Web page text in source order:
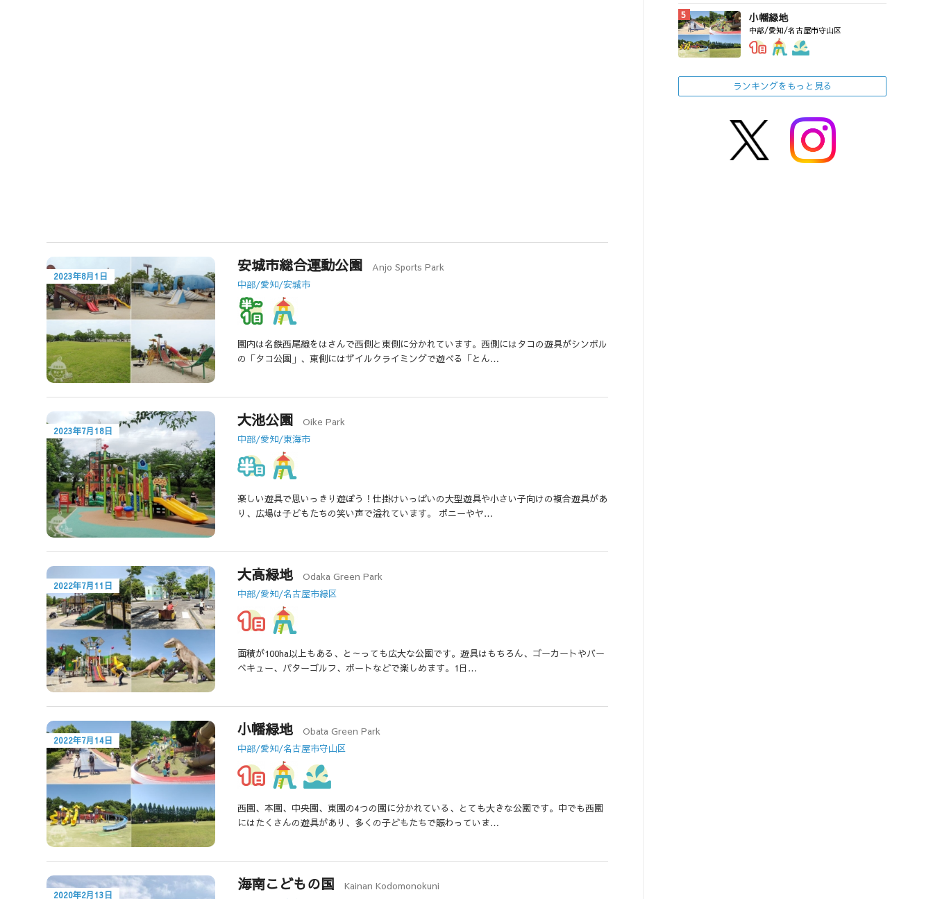
2023年8月1日
安城市総合運動公園
Anjo Sports Park
中部/愛知/安城市
園内は名鉄西尾線をはさんで西側と東側に分かれています。西側にはタコの遊具がシンボル
の「タコ公園」、東側にはザイルクライミングで遊べる「とん…
2023年7月18日
大池公園
Oike Park
中部/愛知/東海市
楽しい遊具で思いっきり遊ぼう！仕掛けいっぱいの大型遊具や小さい子向けの複合遊具があ
り、広場は子どもたちの笑い声で溢れています。 ポニーやヤ…
2022年7月11日
大高緑地
Odaka Green Park
中部/愛知/名古屋市緑区
面積が100ha以上もある、と～っても広大な公園です。遊具はもちろん、ゴーカートやバー
ベキュー、パターゴルフ、ボートなどで楽しめます。1日…
2022年7月14日
小幡緑地
Obata Green Park
中部/愛知/名古屋市守山区
西園、本園、中央園、東園の4つの園に分かれている、とても大きな公園です。中でも西園
にはたくさんの遊具があり、多くの子どもたちで賑わっていま…
2020年2月13日
海南こどもの国
Kainan Kodomonokuni
小幡緑地
中部/愛知/名古屋市守山区
ランキングをもっと見る